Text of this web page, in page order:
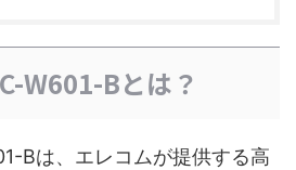
W601-Bとは？
Bは、エレコムが提供する高